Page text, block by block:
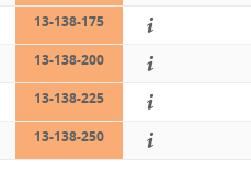
13-138-175
13-138-200
13-138-225
13-138-250